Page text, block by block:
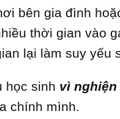
bên gia đình
thời gian vào
lại làm suy yếu
học sinh vì nghiện
chính mình.